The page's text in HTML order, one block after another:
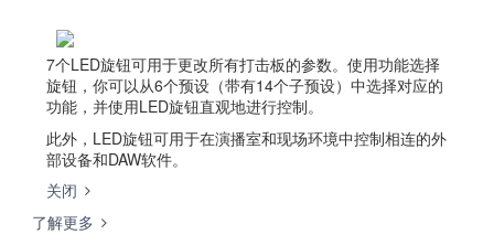
7个LED旋钮可用于更改所有打击板的参数。使用功能选择
旋钮，你可以从6个预设（带有14个子预设）中选择对应的
功能，并使用LED旋钮直观地进行控制。
此外，LED旋钮可用于在演播室和现场环境中控制相连的外
部设备和DAW软件。
关闭
了解更多